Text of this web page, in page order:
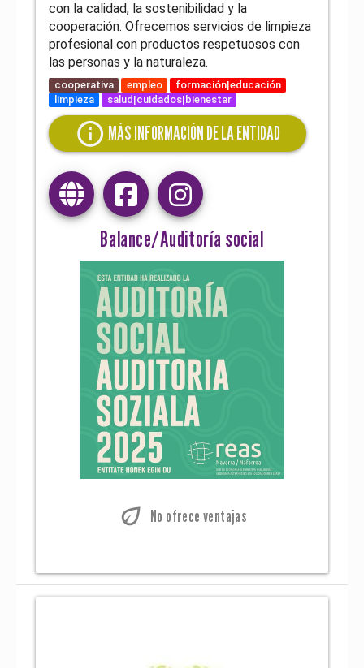
con la calidad, la sostenibilidad y la
cooperación. Ofrecemos servicios de limpieza
profesional con productos respetuosos con
las personas y la naturaleza.
cooperativa empleo
formación|educación
limpieza
salud|cuidados|bienestar
info MÁS INFORMACIÓN DE LA ENTIDAD
Balance/Auditoría social
eco No ofrece ventajas